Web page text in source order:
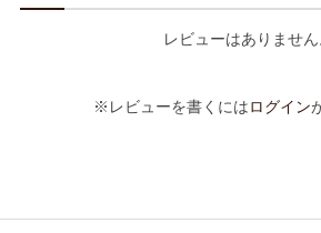
レビューはありません
※レビューを書くにはログイン